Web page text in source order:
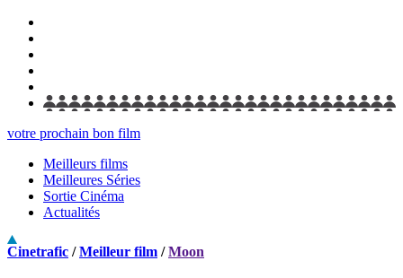
votre prochain bon film
Meilleurs films
Meilleures Séries
Sortie Cinéma
Actualités
Cinetrafic /Meilleur film /Moon